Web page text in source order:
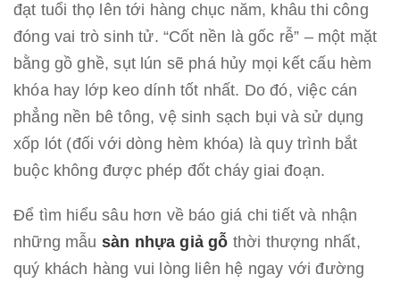
đạt tuổi thọ lên tới hàng chục năm, khâu thi công
đóng vai trò sinh tử. “Cốt nền là gốc rễ” – một mặt
bằng gồ ghề, sụt lún sẽ phá hủy mọi kết cấu hèm
khóa hay lớp keo dính tốt nhất. Do đó, việc cán
phẳng nền bê tông, vệ sinh sạch bụi và sử dụng
xốp lót (đối với dòng hèm khóa) là quy trình bắt
buộc không được phép đốt cháy giai đoạn.
Để tìm hiểu sâu hơn về báo giá chi tiết và nhận
những mẫu sàn nhựa giả gỗ thời thượng nhất,
quý khách hàng vui lòng liên hệ ngay với đường